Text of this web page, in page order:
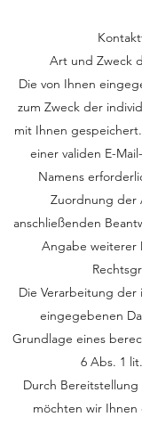
Art und Zweck
Die von Ihnen
zum Zweck der
mit Ihnen
einer validen E-
Namens
Zuordnung der
anschließenden
Angabe weiterer
Die Verarbeitung der
eingegebenen
Grundlage eines
6 Abs. 1
Durch
möchten wir